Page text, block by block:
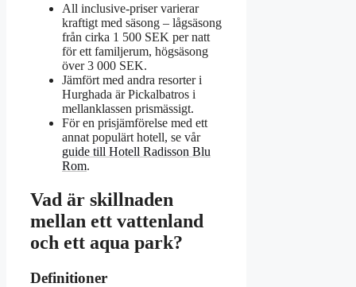
All inclusive-priser varierar
kraftigt med säsong – lågsäsong
från cirka 1 500 SEK per natt
för ett familjerum, högsäsong
över 3 000 SEK.
Jämfört med andra resorter i
Hurghada är Pickalbatros i
mellanklassen prismässigt.
För en prisjämförelse med ett
annat populärt hotell, se vår
guide till Hotell Radisson Blu
Rom.
Vad är skillnaden
mellan ett vattenland
och ett aqua park?
Definitioner